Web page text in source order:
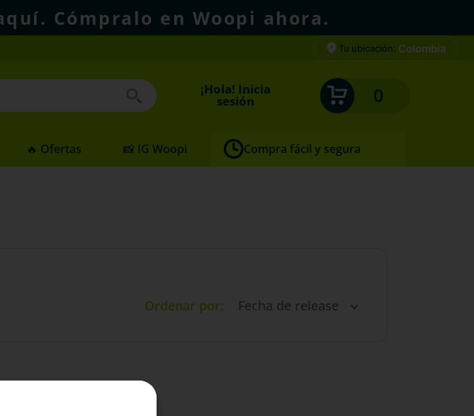
Cómpralo en Woopi ahora.
Tu ubicación: Colombia
¡Hola! Inicia
sesión 0
🔥 Ofertas 📸 IG Woopi Compra fácil y segura
Ordenar por Fecha de release